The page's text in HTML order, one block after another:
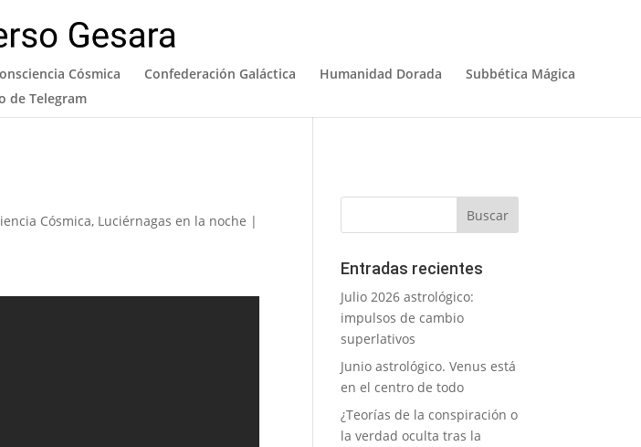
Cósmica Confederación Galáctica Humanidad Dorada
Subbética Mágica
de Telegram
Cósmica, Luciérnagas en la noche |
Entradas recientes
Julio 2026 astrológico:
impulsos de cambio
superlativos
Junio astrológico. Venus está
en el centro de todo
¿Teorías de la conspiración o
la verdad oculta tras la